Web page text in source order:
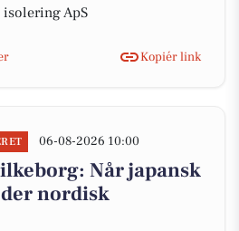
isolering ApS
Kopiér link
06-08-2026 10:00
Når japansk
nordisk